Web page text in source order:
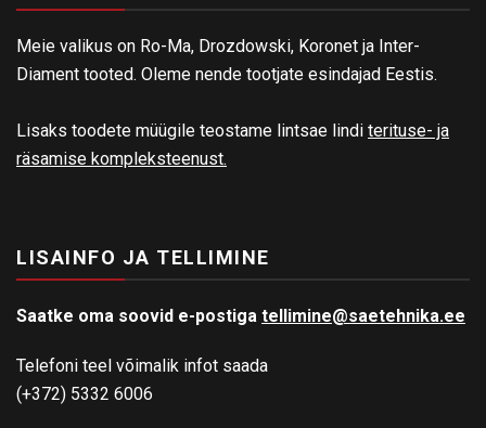
Meie valikus on Ro-Ma, Drozdowski, Koronet ja Inter-
Diament tooted. Oleme nende tootjate esindajad Eestis.
Lisaks toodete müügile teostame lintsae lindi terituse- ja
räsamise kompleksteenust.
LISAINFO JA TELLIMINE
Saatke oma soovid e-postiga tellimine@saetehnika.ee
Telefoni teel võimalik infot saada
(+372) 5332 6006